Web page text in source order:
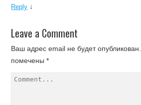
Reply ↓
Leave a Comment
Ваш адрес email не будет опубликован.
помечены*